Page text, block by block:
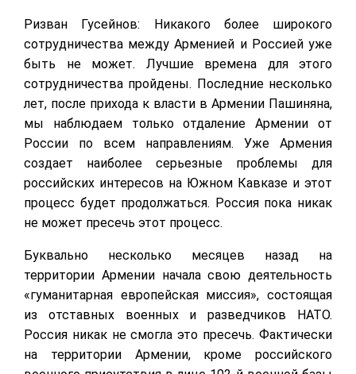
Ризван Гусейнов: Никакого более широкого
сотрудничества между Арменией и Россией уже
быть не может. Лучшие времена для этого
сотрудничества пройдены. Последние несколько
лет, после прихода к власти в Армении Пашиняна,
мы наблюдаем только отдаление Армении от
России по всем направлениям. Уже Армения
создает наиболее серьезные проблемы для
российских интересов на Южном Кавказе и этот
процесс будет продолжаться. Россия пока никак
не может пресечь этот процесс.
Буквально несколько месяцев назад на
территории Армении начала свою деятельность
«гуманитарная европейская миссия», состоящая
из отставных военных и разведчиков НАТО.
Россия никак не смогла это пресечь. Фактически
на территории Армении, кроме российского